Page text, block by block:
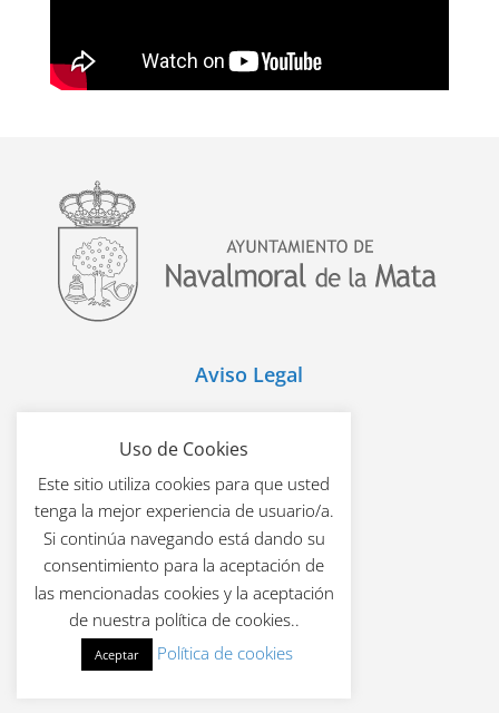
Aviso Legal
Política de Privacidad
Mapa Web
Uso de Cookies
Este sitio utiliza cookies para que usted
tenga la mejor experiencia de usuario/a.
Si continúa navegando está dando su
consentimiento para la aceptación de
las mencionadas cookies y la aceptación
de nuestra política de cookies..
Aceptar Política de cookies